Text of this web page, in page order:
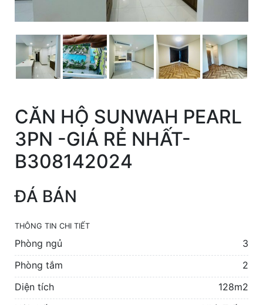
CĂN HỘ SUNWAH PEARL
3PN -GIÁ RẺ NHẤT-
B308142024
ĐÁ BÁN
THÔNG TIN CHI TIẾT
Phòng ngủ
3
Phòng tắm
2
Diện tích
128m2